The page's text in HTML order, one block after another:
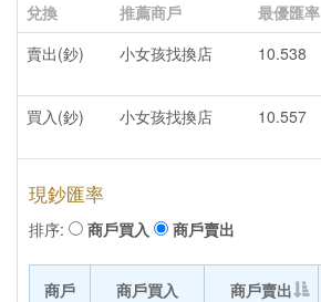
兌換 推薦商戶 最優匯率
賣出(鈔)
小女孩找換店 10.538
買入(鈔)
小女孩找換店 10.557
現鈔匯率
排序: 商戶買入 商戶賣出
商戶 商戶買入 商戶賣出